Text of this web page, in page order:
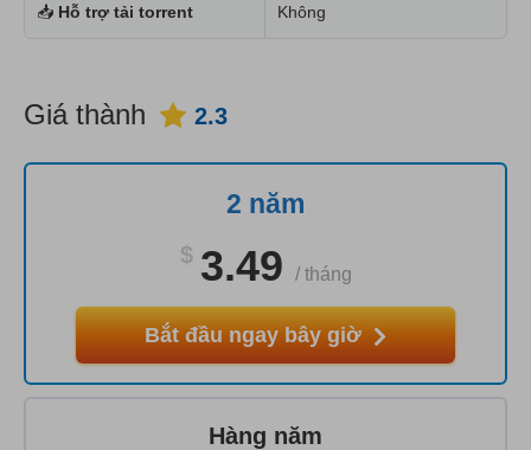
📥 Hỗ trợ tải torrent Không
Giá thành 2.3
2 năm
$ 3.49 / tháng
Bắt đầu ngay bây giờ
Hàng năm